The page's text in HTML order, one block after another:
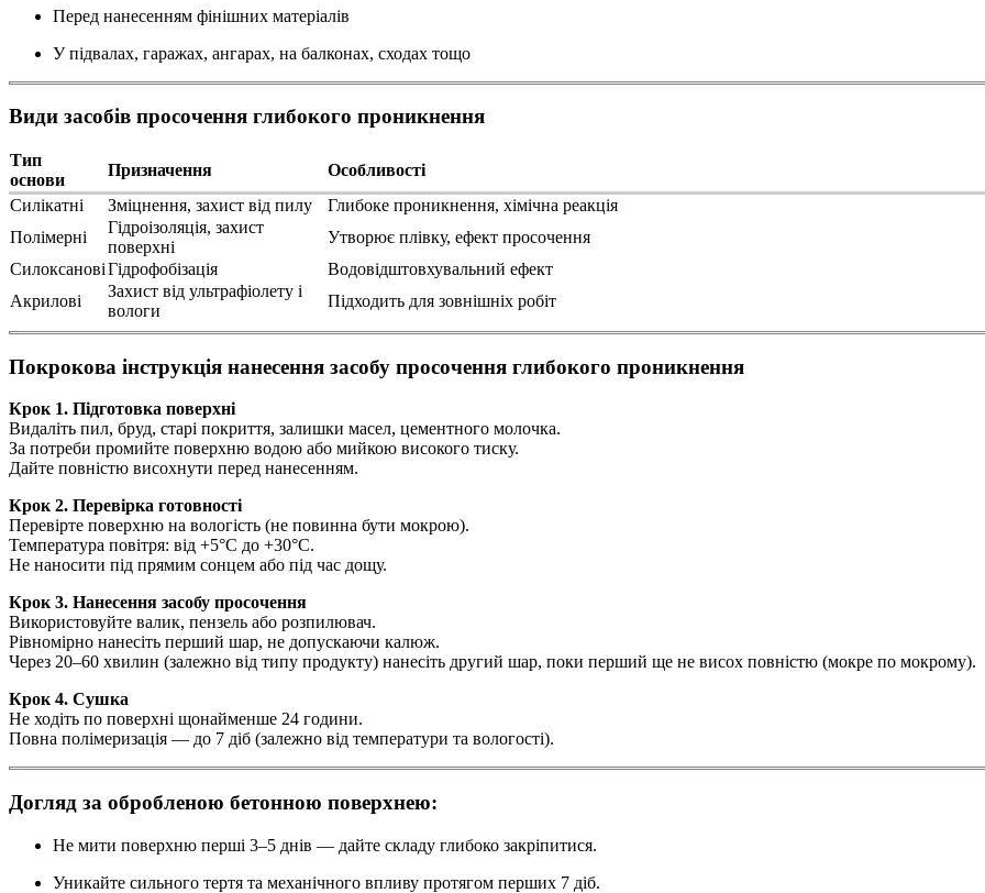
Перед нанесенням фінішних матеріалів
У підвалах, гаражах, ангарах, на балконах, сходах тощо
Види засобів просочення глибокого проникнення
Тип
основи
Призначення
Особливості
Силікатні
Зміцнення, захист від пилу
Глибоке проникнення, хімічна реакція
Полімерні
Гідроізоляція, захист
поверхні
Утворює плівку, ефект просочення
СилоксановіГідрофобізація
Водовідштовхувальний ефект
Акрилові
Захист від ультрафіолету і
вологи
Підходить для зовнішніх робіт
Покрокова інструкція нанесення засобу просочення глибокого проникнення
Крок 1. Підготовка поверхні
Видаліть пил, бруд, старі покриття, залишки масел, цементного молочка.
За потреби промийте поверхню водою або мийкою високого тиску.
Дайте повністю висохнути перед нанесенням.
Крок 2. Перевірка готовності
Перевірте поверхню на вологість (не повинна бути мокрою).
Температура повітря: від +5°C до +30°C.
Не наносити під прямим сонцем або під час дощу.
Крок 3. Нанесення засобу просочення
Використовуйте валик, пензель або розпилювач.
Рівномірно нанесіть перший шар, не допускаючи калюж.
Через 20–60 хвилин (залежно від типу продукту) нанесіть другий шар, поки перший ще не висох повністю (мокре по мокрому).
Крок 4. Сушка
Не ходіть по поверхні щонайменше 24 години.
Повна полімеризація — до 7 діб (залежно від температури та вологості).
Догляд за обробленою бетонною поверхнею:
Не мити поверхню перші 3–5 днів — дайте складу глибоко закріпитися.
Уникайте сильного тертя та механічного впливу протягом перших 7 діб.